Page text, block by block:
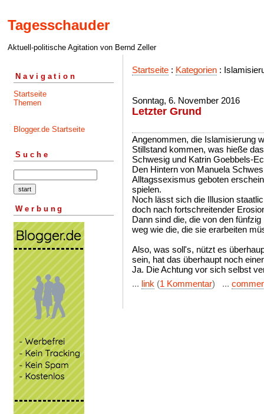
Tagesschauder
Aktuell-politische Agitation von Bernd Zeller
Navigation
Startseite
Themen
Blogger.de Startseite
Suche
Werbung
Startseite : Kategorien :
Sonntag, 6. November 2016
Letzter Grund
Angenommen, die Islamisierung
Stillstand kommen, was hieße
Schwesig und Katrin Goebbels-
Den Hintern von Manuela
Alltagssexismus geboten
spielen.
Noch lässt sich die Illusion
doch nach fortschreitender
Dann sind die, die von den
weg wie die, die sie erarbeiten
Also, was soll's, nützt es
sein, hat das überhaupt noch
Ja. Die Achtung vor sich selbst
... link (1 Kommentar) ...